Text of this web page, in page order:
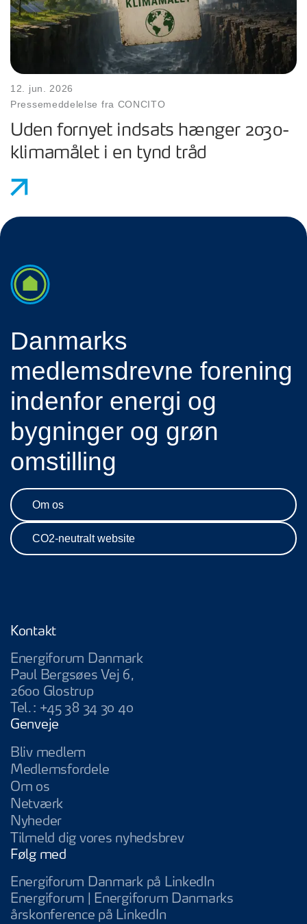
12. jun. 2026
Pressemeddelelse fra CONCITO
Uden fornyet indsats hænger 2030-
klimamålet i en tynd tråd
Danmarks
medlemsdrevne forening
indenfor energi og
bygninger og grøn
omstilling
Om os
CO2-neutralt website
Kontakt
Energiforum Danmark
Paul Bergsøes Vej 6,
2600 Glostrup
Tel.: +45 38 34 30 40
Genveje
Bliv medlem
Medlemsfordele
Om os
Netværk
Nyheder
Tilmeld dig vores nyhedsbrev
Følg med
Energiforum Danmark på LinkedInEnergiforum
Energiforum | Energiforum Danmarks
årskonference på LinkedInEnergiforum |